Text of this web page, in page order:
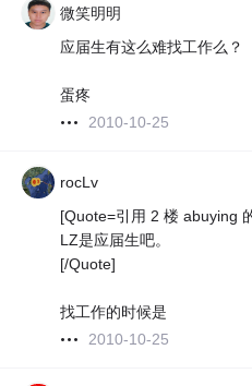
微笑明明
应届生有这么难找工作么？
蛋疼
2010-10-25
rocLv
[Quote=引用 2 楼 abuying
LZ是应届生吧。
[/Quote]
找工作的时候是
2010-10-25